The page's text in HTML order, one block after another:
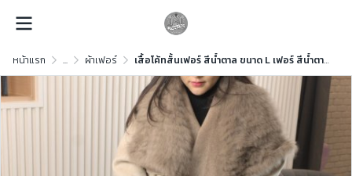
หน้าแรก ... ผ้าเฟอร์ เสื้อโค้ทสั้นเฟอร์ สีน้ำตาล ขนาด L เฟอร์ สีน้ำตาล ขนาด L เฟอร์ สีน้ำตาล ขนาด L